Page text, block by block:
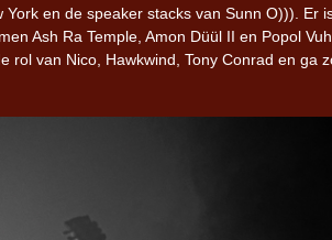
York en de speaker stacks van Sunn O))). Er
Ash Ra Temple, Amon Düül II en Popol
rol van Nico, Hawkwind, Tony Conrad en ga